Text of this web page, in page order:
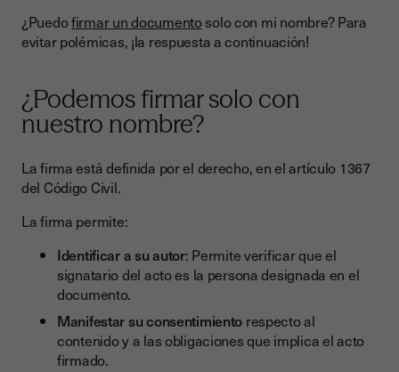
¿Puedofirmar un documentosolo con mi nombre? Para
evitar polémicas, ¡la respuesta a continuación!
¿Podemos firmar solo con
nuestro nombre?
La firma está definida por el derecho, en el artículo 1367
del Código Civil.
La firma permite:
Identificar a su autor: Permite verificar que el
signatario del acto es la persona designada en el
documento.
Manifestar su consentimiento respecto al
contenido y a las obligaciones que implica el acto
firmado.